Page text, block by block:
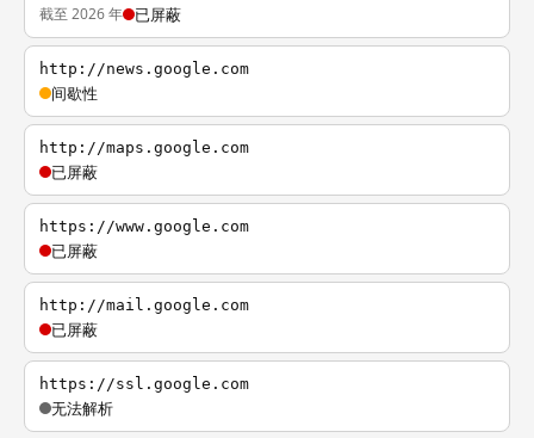
截至 2026 年 已屏蔽
http://news.google.com
间歇性
http://maps.google.com
已屏蔽
https://www.google.com
已屏蔽
http://mail.google.com
已屏蔽
https://ssl.google.com
无法解析